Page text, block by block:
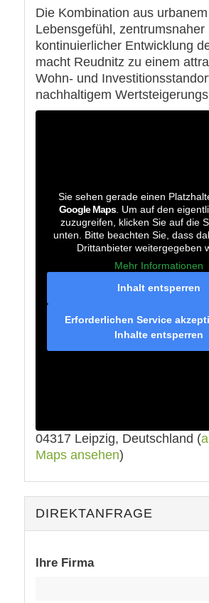
Die Kombination aus urbanem
Lebensgefühl, zentrumsnaher
kontinuierlicher Entwicklung
macht Reudnitz zu einem
Wohn- und
nachhaltigem
Sie sehen gerade einen
Google Maps. Um auf den
zuzugreifen, klicken Sie auf die
unten. Bitte beachten Sie, dass
Drittanbieter weitergegeben
Mehr Informationen
Inhalt entsperren
Erforderlichen Service
Inhalte entsperren
04317 Leipzig, Deutschland (
Maps ansehen)
DIREKTANFRAGE
Ihre Firma